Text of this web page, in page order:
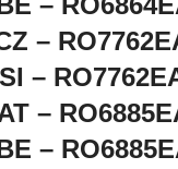
–
–
–
–